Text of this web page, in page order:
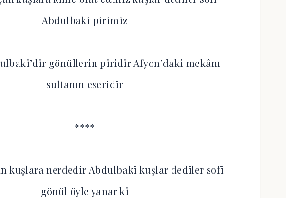
Abdulbaki pirimiz
gönüllerin piridir Afyon’daki mekânı
sultanın eseridir
****
kuşlara nerdedir Abdulbaki kuşlar dediler sofi
gönül öyle yanar ki